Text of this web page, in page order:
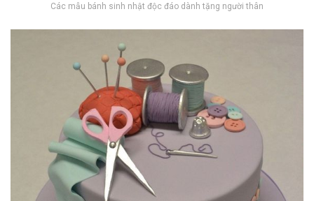
Các mẫu bánh sinh nhật độc đáo dành tặng người thân